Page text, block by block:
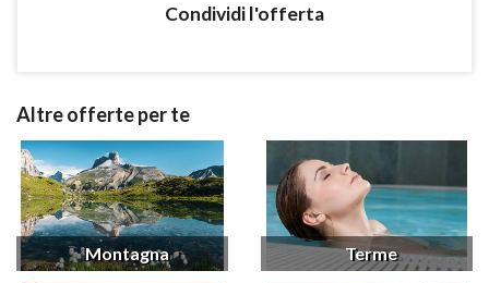
Condividi l'offerta
Altre offerte per te
Montagna Terme